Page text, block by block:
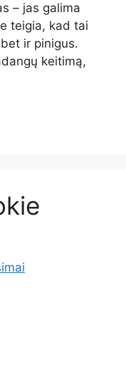
– jas galima
teigia, kad tai
ir pinigus.
keitimą,